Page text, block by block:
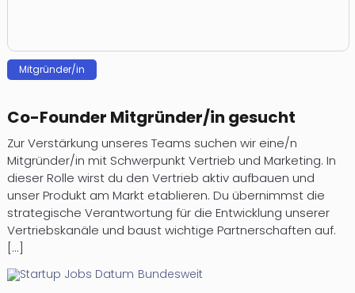
Mitgründer/in
Co-Founder Mitgründer/in gesucht
Zur Verstärkung unseres Teams suchen wir eine/n
Mitgründer/in mit Schwerpunkt Vertrieb und Marketing. In
dieser Rolle wirst du den Vertrieb aktiv aufbauen und
unser Produkt am Markt etablieren. Du übernimmst die
strategische Verantwortung für die Entwicklung unserer
Vertriebskanäle und baust wichtige Partnerschaften auf.
[...]
Bundesweit